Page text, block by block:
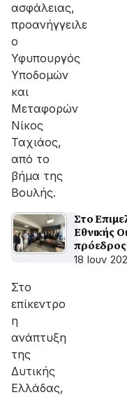
ασφάλειας,
προανήγγειλε
ο
Υφυπουργός
Υποδομών
και
Μεταφορών
Νίκος
Ταχιάος,
από το
βήμα της
Βουλής.
Στο
Εθνικής
18 Ιουν
Στο
επίκεντρο
η
ανάπτυξη
της
Δυτικής
Ελλάδας,